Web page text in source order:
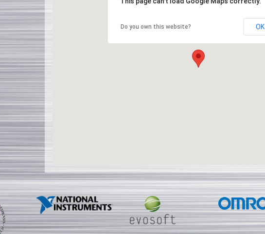
Do you own this website? OK